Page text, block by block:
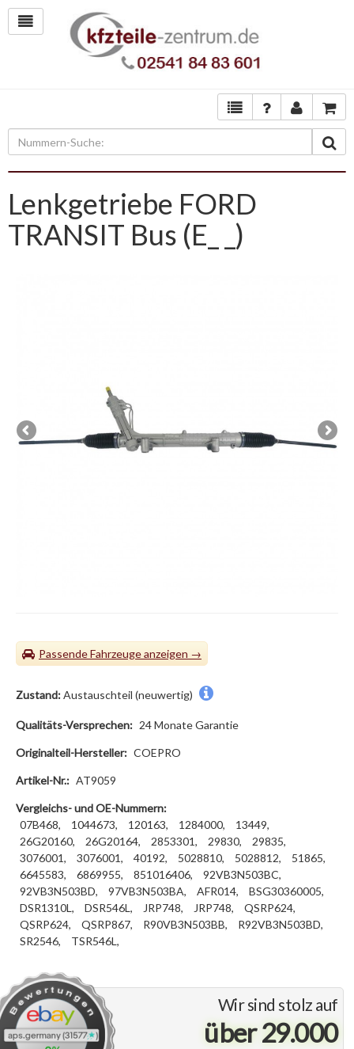
Lenkgetriebe FORD
TRANSIT Bus (E_ _)
Passende Fahrzeuge
Wir sind stolz auf
über 29.000
Zustand:Austauschteil (neuwertig)
Qualitäts-Versprechen: 24 Monate Garantie
Originalteil-Hersteller: COEPRO
Artikel-Nr.: AT9059
Vergleichs- und OE-Nummern:
07B468,
1044673, 120163, 1284000,
13449,
26G20160,
26G20164, 2853301, 29830,
29835,
3076001,
3076001, 40192, 5028810, 5028812,
51865,
6645583,
6869955, 851016406,
92VB3N503BC,
92VB3N503BD,
97VB3N503BA, AFR014,
BSG30360005,
DSR1310L,
DSR546L, JRP748, JRP748,
QSRP624,
QSRP624,
QSRP867, R90VB3N503BB,
R92VB3N503BD,
SR2546,
TSR546L,